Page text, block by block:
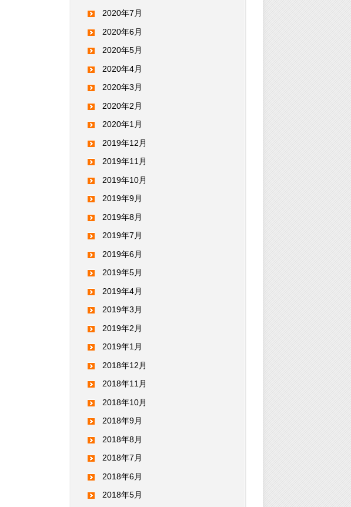
2020年7月
2020年6月
2020年5月
2020年4月
2020年3月
2020年2月
2020年1月
2019年12月
2019年11月
2019年10月
2019年9月
2019年8月
2019年7月
2019年6月
2019年5月
2019年4月
2019年3月
2019年2月
2019年1月
2018年12月
2018年11月
2018年10月
2018年9月
2018年8月
2018年7月
2018年6月
2018年5月